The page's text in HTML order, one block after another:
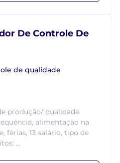
De Controle De
de qualidade
produção/ qualidade.
alimentação na
férias, 13 salário, tipo de
...